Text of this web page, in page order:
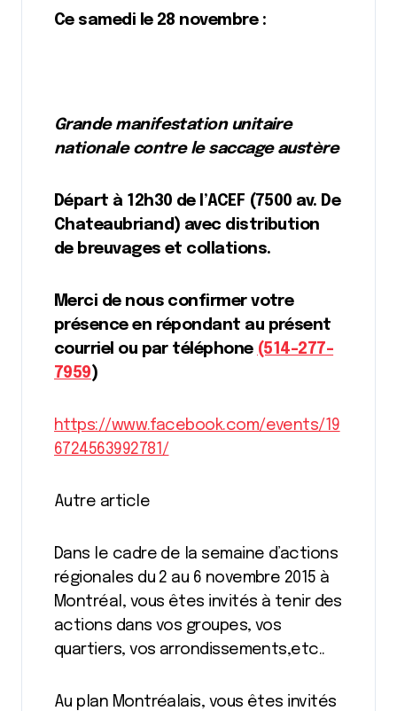
Ce samedi le 28 novembre :
Grande manifestation unitaire
nationale contre le saccage austère
Départ à 12h30 de l’ACEF (7500 av. De
Chateaubriand) avec distribution
de breuvages et collations.
Merci de nous confirmer votre
présence en répondant au présent
courriel ou par téléphone (514-277-
7959)
https://www.facebook.com/events/19
6724563992781/
Autre article
Dans le cadre de la semaine d’actions
régionales du 2 au 6 novembre 2015 à
Montréal, vous êtes invités à tenir des
actions dans vos groupes, vos
quartiers, vos arrondissements,etc..
Au plan Montréalais, vous êtes invités